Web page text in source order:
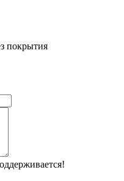
покрытия